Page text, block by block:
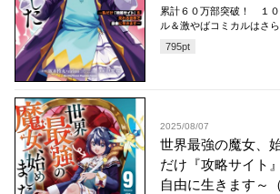
累計６０万部突破！ １０
ル＆激やばコミカルはさ
795pt
2025/08/07
世界最強の魔女、
だけ『攻略サイト
自由に生きます～（